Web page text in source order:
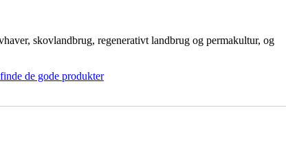
skovlandbrug, regenerativt landbrug og permakultur, og
de gode produkter